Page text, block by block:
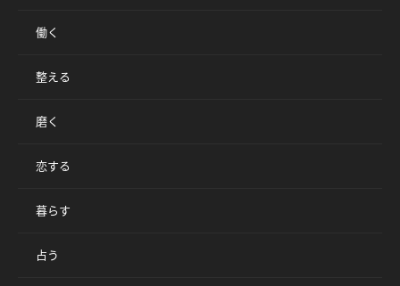
働く
整える
磨く
恋する
暮らす
占う